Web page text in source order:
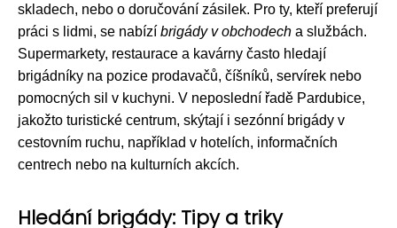
skladech, nebo o doručování zásilek. Pro ty, kteří preferují
práci s lidmi, se nabízí brigády v obchodech a službách.
Supermarkety, restaurace a kavárny často hledají
brigádníky na pozice prodavačů, číšníků, servírek nebo
pomocných sil v kuchyni. V neposlední řadě Pardubice,
jakožto turistické centrum, skýtají i sezónní brigády v
cestovním ruchu, například v hotelích, informačních
centrech nebo na kulturních akcích.
Hledání brigády: Tipy a triky